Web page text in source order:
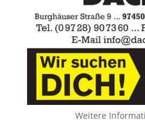
Weitere